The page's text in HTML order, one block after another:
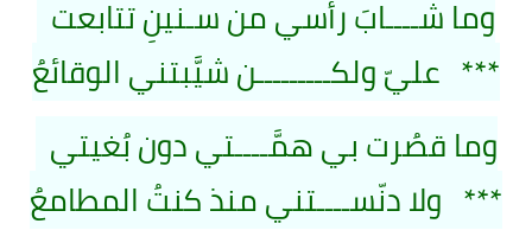
وما شــــابَ رأسي من سـنينٍ تتابعت
*** عليّ ولكـــــــــن شيَّبتني الوقائعُ
وما قصُرت بي همَّــــتي دون بُغيتي
*** ولا دنّســــتني منذ كنتُ المطامعُ